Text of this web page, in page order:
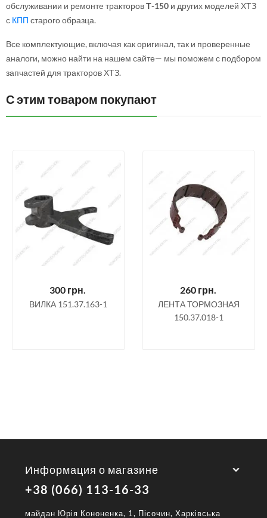
обслуживании и ремонте тракторовТ-150 и других моделей ХТЗ
с КПП старого образца.
Все комплектующие, включая как оригинал, так и проверенные
аналоги, можно найти на нашем сайте— мы поможем с подбором
запчастей для тракторов ХТЗ.
С этим товаром покупают
300 грн.
ВИЛКА 151.37.163-1
260 грн.
ЛЕНТА ТОРМОЗНАЯ
150.37.018-1
Информация о магазине
+38 (066) 113-16-33
майдан Юрія Кононенка, 1, Пісочин, Харківська